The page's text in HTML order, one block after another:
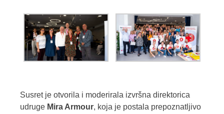
Susret je otvorila i moderirala izvršna direktorica
udruge Mira Armour, koja je postala prepoznatljivo